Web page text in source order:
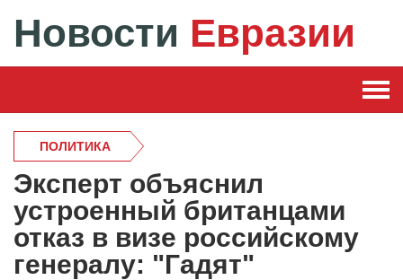
Новости Евразии
ПОЛИТИКА
Эксперт объяснил
устроенный британцами
отказ в визе российскому
генералу: "Гадят"